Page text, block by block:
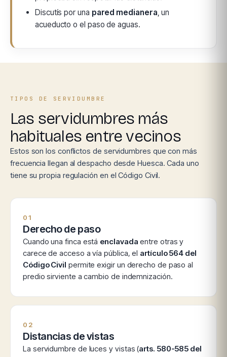
Discutís por una pared medianera, un
acueducto o el paso de aguas.
TIPOS DE SERVIDUMBRE
Las servidumbres más
habituales entre vecinos
Estos son los conflictos de servidumbres que con más
frecuencia llegan al despacho desde Huesca. Cada uno
tiene su propia regulación en el Código Civil.
01
Derecho de paso
Cuando una finca está enclavada entre otras y
carece de acceso a vía pública, el artículo 564 del
Código Civil permite exigir un derecho de paso al
predio sirviente a cambio de indemnización.
02
Distancias de vistas
La servidumbre de luces y vistas (arts. 580-585 del